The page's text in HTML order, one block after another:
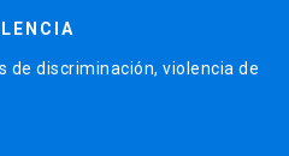
de discriminación, violencia de